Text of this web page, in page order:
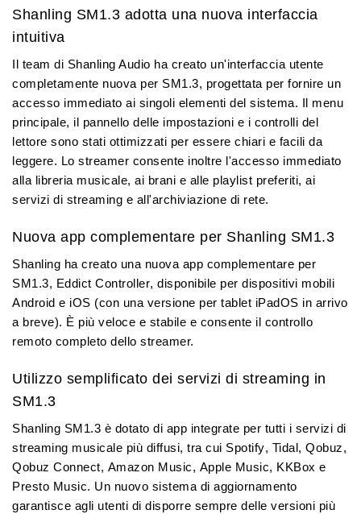
Shanling SM1.3 adotta una nuova interfaccia
intuitiva
Il team di Shanling Audio ha creato un'interfaccia utente
completamente nuova per SM1.3, progettata per fornire un
accesso immediato ai singoli elementi del sistema. Il menu
principale, il pannello delle impostazioni e i controlli del
lettore sono stati ottimizzati per essere chiari e facili da
leggere. Lo streamer consente inoltre l'accesso immediato
alla libreria musicale, ai brani e alle playlist preferiti, ai
servizi di streaming e all'archiviazione di rete.
Nuova app complementare per Shanling SM1.3
Shanling ha creato una nuova app complementare per
SM1.3, Eddict Controller, disponibile per dispositivi mobili
Android e iOS (con una versione per tablet iPadOS in arrivo
a breve). È più veloce e stabile e consente il controllo
remoto completo dello streamer.
Utilizzo semplificato dei servizi di streaming in
SM1.3
Shanling SM1.3 è dotato di app integrate per tutti i servizi di
streaming musicale più diffusi, tra cui Spotify, Tidal, Qobuz,
Qobuz Connect, Amazon Music, Apple Music, KKBox e
Presto Music. Un nuovo sistema di aggiornamento
garantisce agli utenti di disporre sempre delle versioni più